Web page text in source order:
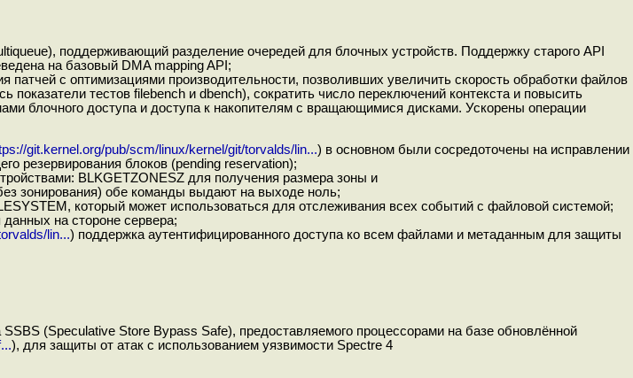
поддерживающий разделение очередей для блочных устройств. Поддержку старого API
на базовый DMA mapping API;
патчей с оптимизациями производительности, позволивших увеличить скорость обработки файлов
тестов filebench и dbench), сократить число переключений контекста и повысить
блочного доступа и доступа к накопителям с вращающимися дисками. Ускорены операции
git.kernel.org/pub/scm/linux/kernel/git/torvalds/lin...) в основном были сосредоточены на исправлении
резервирования блоков (pending reservation);
BLKGETZONESZ для получения размера зоны и
зонирования) обе команды выдают на выходе ноль;
который может использоваться для отслеживания всех событий с файловой системой;
на стороне сервера;
lin...) поддержка аутентифицированного доступа ко всем файлами и метаданным для защиты
(Speculative Store Bypass Safe), предоставляемого процессорами на базе обновлённой
), для защиты от атак с использованием уязвимости Spectre 4